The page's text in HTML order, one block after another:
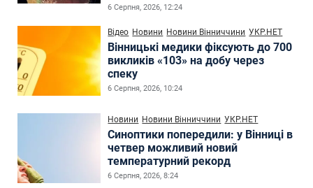
6 Серпня, 2026, 12:24
Відео Новини Новини Вінниччини УКР.НЕТ
Вінницькі медики фіксують до 700
викликів «103» на добу через
спеку
6 Серпня, 2026, 10:24
Новини Новини Вінниччини УКР.НЕТ
Синоптики попередили: у Вінниці в
четвер можливий новий
температурний рекорд
6 Серпня, 2026, 8:24